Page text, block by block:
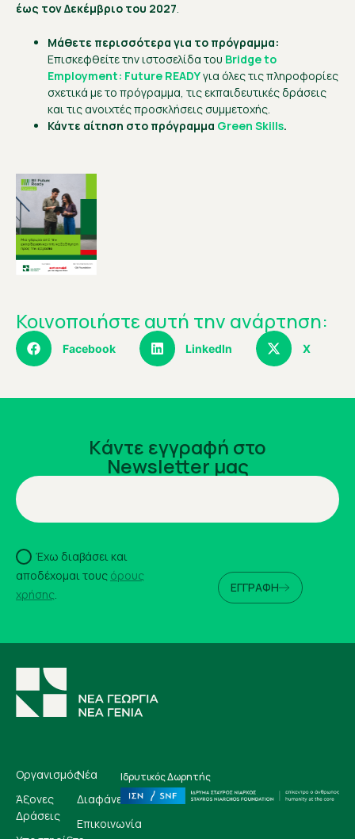
έως τον Δεκέμβριο του 2027.
Μάθετε περισσότερα για το πρόγραμμα:
Επισκεφθείτε την ιστοσελίδα του Bridge to
Employment: Future READYγια όλες τις πληροφορίες
σχετικά με το πρόγραμμα, τις εκπαιδευτικές δράσεις
και τις ανοιχτές προσκλήσεις συμμετοχής.
Κάντε αίτηση στο πρόγραμμα Green Skills.
Κοινοποιήστε αυτή την ανάρτηση:
Facebook LinkedIn X
Kάντε εγγραφή στο
Newsletter μας
Έχω διαβάσει και
αποδέχομαι τους όρους
χρήσης
ΕΓΓΡΑΦΗ
Οργανισμός
Άξονες
Δράσεις
Νέα
Διαφάνεια
Επικοινωνία
Ιδρυτικός Δωρητής